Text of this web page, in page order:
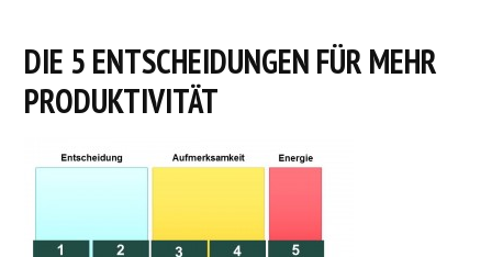
DIE 5 ENTSCHEIDUNGEN FÜR MEHR
PRODUKTIVITÄT